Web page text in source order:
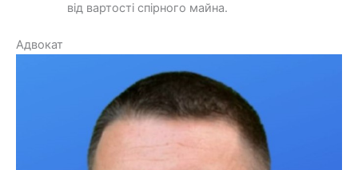
від вартості спірного майна.
Адвокат